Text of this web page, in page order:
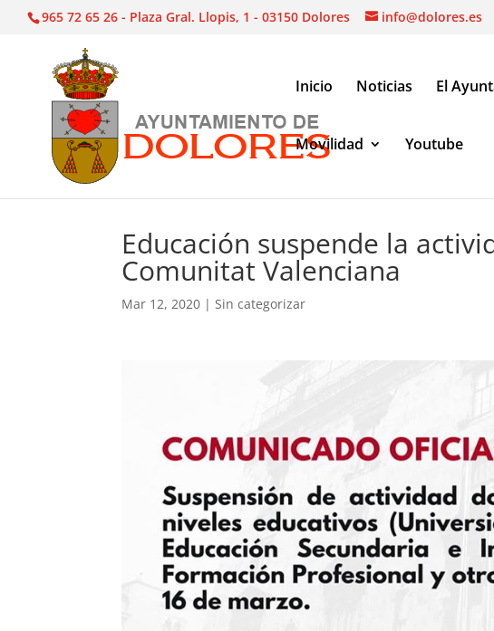
965 72 65 26 - Plaza Gral. Llopis, 1 - 03150 Dolores info@dolores.es
Inicio Noticias El
Movilidad Youtube
Educación suspende la
Comunitat Valenciana
Mar 12, 2020 |Sin categorizar